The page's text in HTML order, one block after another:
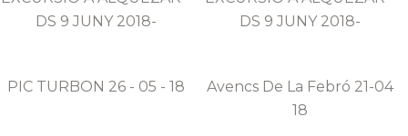
DS 9 JUNY 2018-
DS 9 JUNY 2018-
PIC TURBON 26 - 05 - 18
Avencs De La Febró 21-04
18